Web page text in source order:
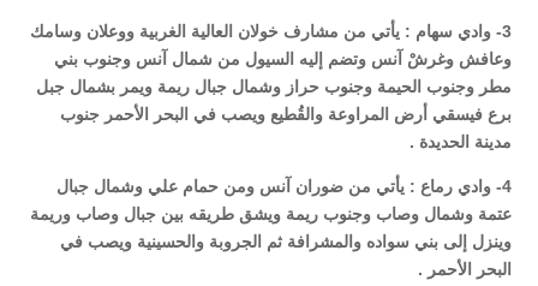
3- وادي سهام : يأتي من مشارف خولان العالية الغربية ووعلان وسامك
وعافش وغرشْ آنس وتضم إليه السيول من شمال آنس وجنوب بني
مطر وجنوب الحيمة وجنوب حراز وشمال جبال ريمة ويمر بشمال جبل
برع فيسقي أرض المراوعة والقُطيع ويصب في البحر الأحمر جنوب
مدينة الحديدة .
4- وادي رماع : يأتي من ضوران آنس ومن حمام علي وشمال جبال
عتمة وشمال وصاب وجنوب ريمة ويشق طريقه بين جبال وصاب وريمة
وينزل إلى بني سواده والمشرافة ثم الجروبة والحسينية ويصب في
البحر الأحمر .